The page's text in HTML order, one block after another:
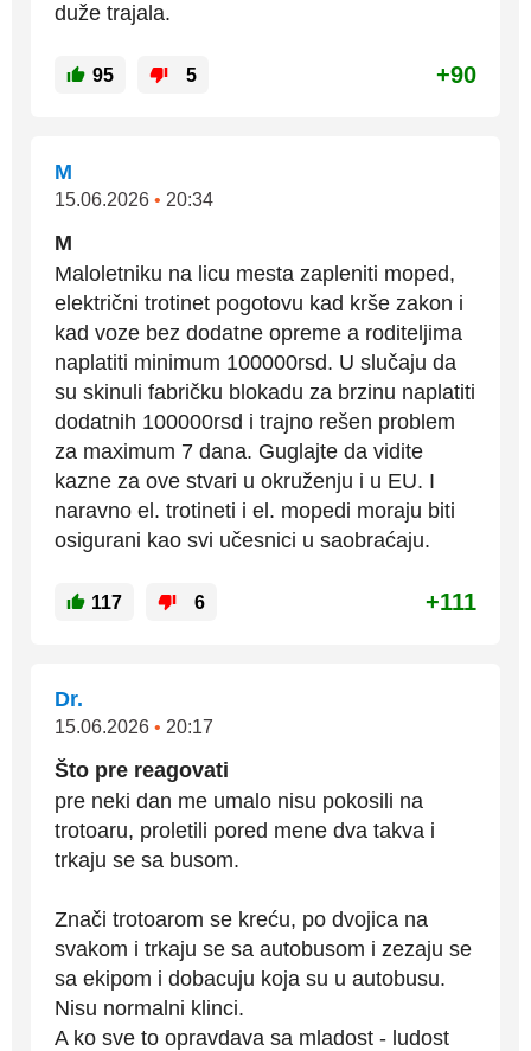
duže trajala.
95 5 +90
M
15.06.2026 • 20:34
M
Maloletniku na licu mesta zapleniti moped,
električni trotinet pogotovu kad krše zakon i
kad voze bez dodatne opreme a roditeljima
naplatiti minimum 100000rsd. U slučaju da
su skinuli fabričku blokadu za brzinu naplatiti
dodatnih 100000rsd i trajno rešen problem
za maximum 7 dana. Guglajte da vidite
kazne za ove stvari u okruženju i u EU. I
naravno el. trotineti i el. mopedi moraju biti
osigurani kao svi učesnici u saobraćaju.
117 6 +111
Dr.
15.06.2026 • 20:17
Što pre reagovati
pre neki dan me umalo nisu pokosili na
trotoaru, proletili pored mene dva takva i
trkaju se sa busom.
Znači trotoarom se kreću, po dvojica na
svakom i trkaju se sa autobusom i zezaju se
sa ekipom i dobacuju koja su u autobusu.
Nisu normalni klinci.
A ko sve to opravdava sa mladost - ludost